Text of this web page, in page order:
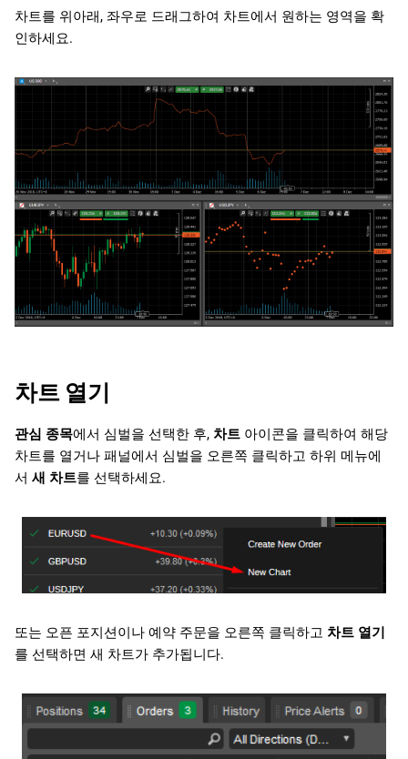
차트를 위아래, 좌우로 드래그하여 차트에서 원하는 영역을 확
인하세요.
차트 열기
관심 종목에서 심벌을 선택한 후, 차트 아이콘을 클릭하여 해당
차트를 열거나 패널에서 심벌을 오른쪽 클릭하고 하위 메뉴에
서 새 차트를 선택하세요.
또는 오픈 포지션이나 예약 주문을 오른쪽 클릭하고 차트 열기
를 선택하면 새 차트가 추가됩니다.